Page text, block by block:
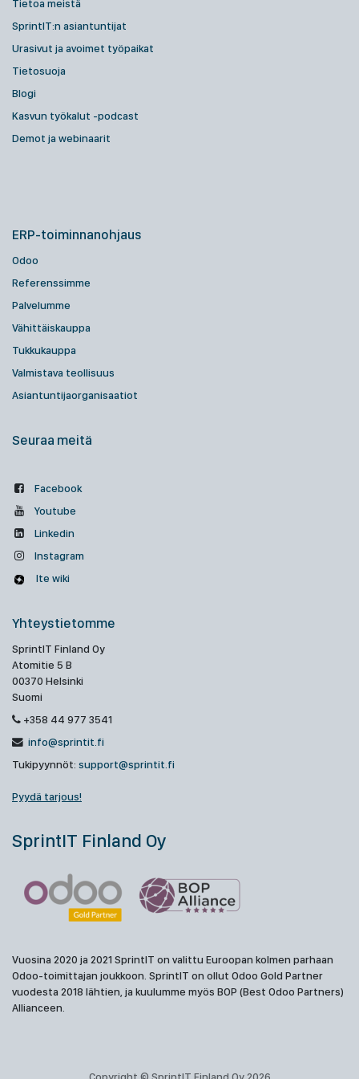
Tietoa meistä
SprintIT:n asiantuntijat
Urasivut ja avoimet työpaikat
Tietosuoja
Blogi
Kasvun työkalut -podcast
Demot ja webinaarit
ERP-toiminnanohjaus
Odoo
Referenssimme
Palvelumme
Vähittäiskauppa
Tukkukauppa
Valmistava teollisuus
Asiantuntijaorganisaatiot
Seuraa meitä
Facebook
Youtube
Linkedin
Instagram
Ite wiki
Yhteystietomme
SprintIT Finland Oy
Atomitie 5 B
00370 Helsinki
Suomi
+358 44 977 3541
info@sprintit.fi
Tukipyynnöt: support@sprintit.fi
Pyydä tarjous!
SprintIT Finland Oy
Vuosina 2020 ja 2021 SprintIT on valittu Euroopan kolmen parhaan
Odoo-toimittajan joukkoon. SprintIT on ollut Odoo Gold Partner
vuodesta 2018 lähtien, ja kuulumme myös BOP (Best Odoo Partners)
Allianceen.
Copyright © SprintIT Finland Oy 2026